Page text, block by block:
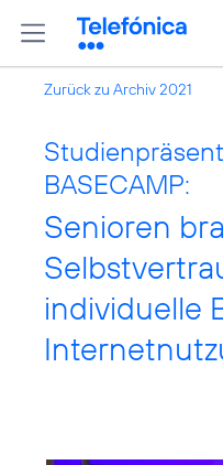
Zurück zu Archiv 2021
BASECAMP:
Senioren
individuelle